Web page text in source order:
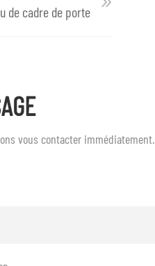
de cadre de porte
vous contacter immédiatement.